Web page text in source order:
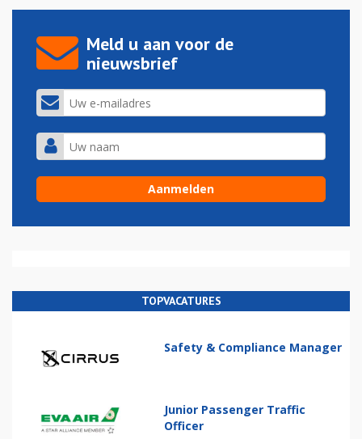
Meld u aan voor de
nieuwsbrief
TOPVACATURES
Safety & Compliance Manager
Junior Passenger Traffic
Officer